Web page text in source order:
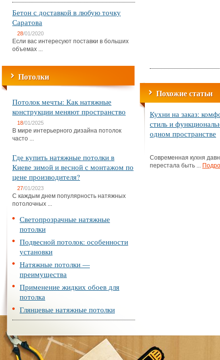
Бетон с доставкой в любую точку
Саратова
28/01/2020
Если вас интересуют поставки в больших
объемах ...
Потолки
Потолок мечты: Как натяжные
конструкции меняют пространство
18/01/2025
В мире интерьерного дизайна потолок
часто ...
Где купить натяжные потолки в
Киеве зимой и весной с монтажом по
цене производителя?
27/01/2023
С каждым днем популярность натяжных
потолочных ...
Светопрозрачные натяжные
потолки
Подвесной потолок: особенности
установки
Натяжные потолки —
преимущества
Применение жидких обоев для
потолка
Глянцевые натяжные потолки
Похожие статьи
Кухни на заказ:
стиль и
одном пространстве
Современная кухня
перестала быть ...